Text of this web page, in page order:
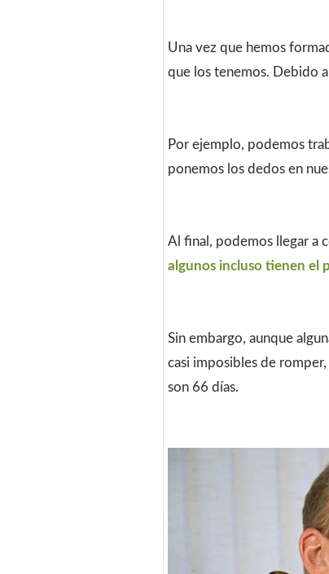
Una vez que hemos
que los tenemos. Debido
Por ejemplo, podemos
ponemos los dedos en
Al final, podemos llegar a
algunos incluso tienen el
Sin embargo, aunque
casi imposibles de
son 66 días.